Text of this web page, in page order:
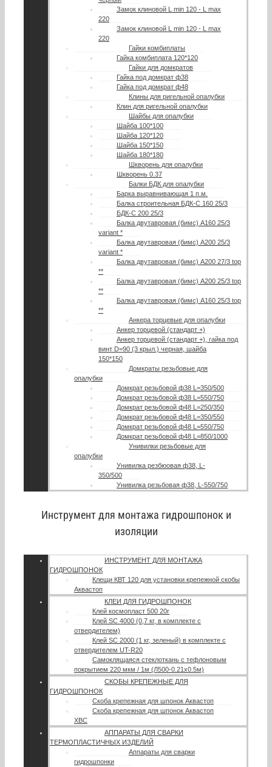
Замок клиновой L min 120 - L max
220
Замок клиновой L min 120 - L max
220
Гайки комбиплаты
Гайка комбиплата 120*120
Гайки для домкратов
Гайка под домкрат ф38
Гайка под домкрат ф48
Клины для ригельной опалубки
Клин для ригельной опалубки
Шайбы для опалубки
Шайба 100*100
Шайба 120*120
Шайба 150*150
Шайба 180*180
Шкворень для опалубки
Шкворень 0.37
Балки БДК для опалубки
Барка выравнивающая 1 п.м.
Балка строительная БДК-С 160 25/3
БДК-С 200 25/3
Балка двутавровая (бимс) А160 25/3
variant *
Балка двутавровая (бимс) А200 25/3
variant *
Балка двутавровая (бимс) А200 27/3 top
**
Балка двутавровая (бимс) A200 25/3 top
**
Балка двутавровая (бимс) A160 25/3 top
**
Анкера торцевые для опалубки
Анкер торцевой (стандарт +)
Анкер торцевой (стандарт +), гайка под
винт D=90 (3 крыл.) черная, шайба
150*150
Домкраты резьбовые для
опалубки
Домкрат резьбовой ф38 L=350/500
Домкрат резьбовой ф38 L=550/750
Домкрат резьбовой ф48 L=250/350
Домкрат резьбовой ф48 L=350/550
Домкрат резьбовой ф48 L=550/750
Домкрат резьбовой ф48 L=850/1000
Унивилки резьбовые для
опалубки
Унивилка резбюовая ф38, L-
350/500
Унивилка резьбовая ф38, L-550/750
Инструмент для монтажа гидрошпонок и
изоляции
ИНСТРУМЕНТ ДЛЯ МОНТАЖА
ГИДРОШПОНОК
Клещи КВТ 120 для установки крепежной скобы
Аквастоп
КЛЕИ ДЛЯ ГИДРОШПОНОК
Клей космопласт 500 20г
Клей SC 4000 (0,7 кг, в комплекте с
отвердителем)
Клей SC 2000 (1 кг, зеленый) в комплекте с
отвердителем UT-R20
Самоклящаяся стеклоткань с тефлоновым
покрытием 220 мкм / 1м (Л500-0.21х0.5м)
СКОБЫ КРЕПЕЖНЫЕ ДЛЯ
ГИДРОШПОНОК
Скоба крепежная для шпонок Аквастоп
Скоба крепежная для шпонок Аквастоп
ХВС
АППАРАТЫ ДЛЯ СВАРКИ
ТЕРМОПЛАСТИЧНЫХ ИЗДЕЛИЙ
Аппараты для сварки
гидрошпонки